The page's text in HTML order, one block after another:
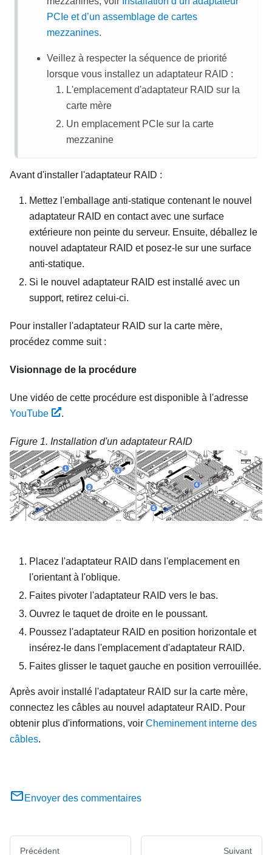
PCIe et d’un assemblage de cartes
mezzanines.
Veillez à respecter la séquence de priorité
lorsque vous installez un adaptateur RAID :
L'emplacement d'adaptateur RAID sur la
carte mère
Un emplacement PCIe sur la carte
mezzanine
Avant d'installer l'adaptateur RAID :
Mettez l'emballage anti-statique contenant le nouvel
adaptateur RAID en contact avec une surface
extérieure non peinte du serveur. Ensuite, déballez le
nouvel adaptateur RAID et posez-le sur une surface
anti-statique.
Si le nouvel adaptateur RAID est installé avec un
support, retirez celui-ci.
Pour installer l'adaptateur RAID sur la carte mère,
procédez comme suit :
Visionnage de la procédure
Une vidéo de cette procédure est disponible à l'adresse
YouTube
.
Figure 1. Installation d'un adaptateur RAID
Placez l'adaptateur RAID dans l'emplacement en
l'orientant à l'oblique.
Faites pivoter l'adaptateur RAID vers le bas.
Ouvrez le taquet de droite en le poussant.
Poussez l'adaptateur RAID en position horizontale et
insérez-le dans l'emplacement d'adaptateur RAID.
Faites glisser le taquet gauche en position verrouillée.
Après avoir installé l'adaptateur RAID sur la carte mère,
connectez les câbles au nouvel adaptateur RAID. Pour
obtenir plus d'informations, voir Cheminement interne des
câbles.
Envoyer des commentaires
Précédent Suivant